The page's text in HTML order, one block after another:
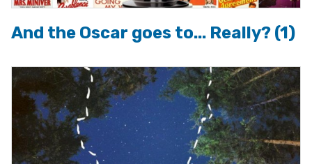
And the Oscar goes to... Really? (1)